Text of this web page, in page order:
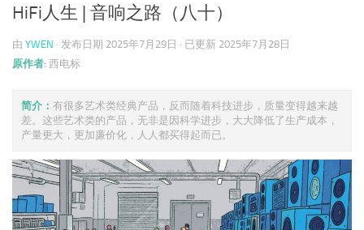
HiFi人生 | 音响之路（八十）
由 YWEN · 发布日期 2025年7月29日 · 已更新 2025年7月28日
原作者: 西电标
简介： 有很多艺术类经典产品，反而随着科技进步，质量变得越来越
差。这些艺术类的产品，无非是因科学进步，大大降低了生产成本，
产量更大，更加廉价化，人人都买得起而已。